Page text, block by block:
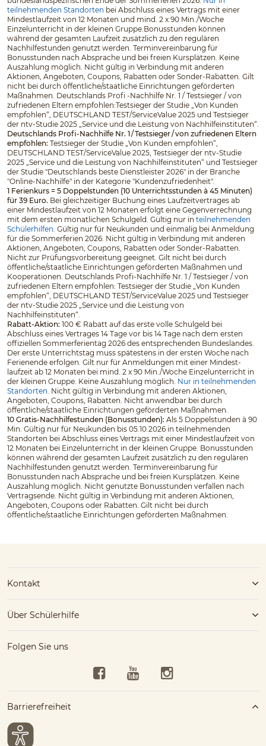
teilnehmenden Standorten bei Abschluss eines Vertrags mit einer
Mindestlaufzeit von 12 Monaten und mind. 2 x 90 Min./Woche
Einzelunterricht in der kleinen Gruppe.Bonusstunden können
während der gesamten Laufzeit zusätzlich zu den regulären
Nachhilfestunden genutzt werden. Terminvereinbarung für
Bonusstunden nach Absprache und bei freien Kursplätzen. Keine
Auszahlung möglich. Nicht gültig in Verbindung mit anderen
Aktionen, Angeboten, Coupons, Rabatten oder Sonder-Rabatten. Gilt
nicht bei durch öffentliche/staatliche Einrichtungen geförderten
Maßnahmen. Deutschlands Profi -Nachhilfe Nr. 1 / Testsieger / von
zufriedenen Eltern empfohlen:Testsieger der Studie „Von Kunden
empfohlen“, DEUTSCHLAND TEST/ServiceValue 2025 und Testsieger
der ntv-Studie 2025 „Service und die Leistung von Nachhilfeinstituten“.
Deutschlands Profi-Nachhilfe Nr. 1 / Testsieger / von zufriedenen Eltern
empfohlen: Testsieger der Studie „Von Kunden empfohlen“,
DEUTSCHLAND TEST/ServiceValue 2025, Testsieger der ntv-Studie
2025 „Service und die Leistung von Nachhilfeinstituten“ und Testsieger
der Studie "Deutschlands beste Dienstleister 2026" in der Branche
"Online-Nachhilfe" in der Kategorie "Kundenzufriedenheit".
1 Ferienkurs = 5 Doppelstunden (10 Unterrichtsstunden à 45 Minuten)
für 39 Euro. Bei gleichzeitiger Buchung eines Laufzeitvertrages ab
einer Mindestlaufzeit von 12 Monaten erfolgt eine Gegenverrechnung
mit dem ersten monatlichen Schulgeld. Gültig nur in teilnehmenden
Schülerhilfen. Gültig nur für Neukunden und einmalig bei Anmeldung
für die Sommerferien 2026. Nicht gültig in Verbindung mit anderen
Aktionen, Angeboten, Coupons, Rabatten oder Sonder-Rabatten.
Nicht zur Prüfungsvorbereitung geeignet. Gilt nicht bei durch
öffentliche/staatliche Einrichtungen geförderten Maßnahmen und
Kooperationen. Deutschlands Profi-Nachhilfe Nr. 1 / Testsieger / von
zufriedenen Eltern empfohlen: Testsieger der Studie „Von Kunden
empfohlen“, DEUTSCHLAND TEST/ServiceValue 2025 und Testsieger
der ntv-Studie 2025 „Service und die Leistung von
Nachhilfeinstituten“.
Rabatt-Aktion: 100 € Rabatt auf das erste volle Schulgeld bei
Abschluss eines Vertrages 14 Tage vor bis 14 Tage nach dem ersten
offiziellen Sommerferientag 2026 des entsprechenden Bundeslandes.
Der erste Unterrichtstag muss spätestens in der ersten Woche nach
Ferienende erfolgen. Gilt nur für Anmeldungen mit einer Mindest­
laufzeit ab 12 Monaten bei mind. 2 x 90 Min./Woche Einzelunterricht in
der kleinen Gruppe. Keine Auszahlung möglich. Nur in teilnehmenden
Standorten. Nicht gültig in Verbindung mit anderen Aktionen,
Angeboten, Coupons, Rabatten. Nicht anwendbar bei durch
öffentliche/staatliche Einrichtungen geförderten Maßnahmen.
10 Gratis-Nachhilfestunden (Bonusstunden): Als 5 Doppelstunden à 90
Min. Gültig nur für Neukunden bis 05.10.2026 in teilnehmenden
Standorten bei Abschluss eines Vertrags mit einer Mindestlaufzeit von
12 Monaten bei Einzelunterricht in der kleinen Gruppe. Bonusstunden
können während der gesamten Laufzeit zusätzlich zu den regulären
Nachhilfestunden genutzt werden. Terminvereinbarung für
Bonusstunden nach Absprache und bei freien Kursplätzen. Keine
Auszahlung möglich. Nicht genutzte Bonusstunden verfallen nach
Vertragsende. Nicht gültig in Verbindung mit anderen Aktionen,
Angeboten, Coupons oder Rabatten. Gilt nicht bei durch
öffentliche/staatliche Einrichtungen geförderten Maßnahmen.
Kontakt
Über Schülerhilfe
Folgen Sie uns
FacebookYouTubeInstagram
Barrierefreiheit